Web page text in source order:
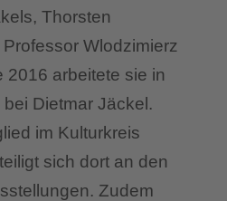
Thorsten
Wlodzimierz
2016 arbeitete sie in
Dietmar Jäckel.
im Kulturkreis
sich dort an den
Zudem